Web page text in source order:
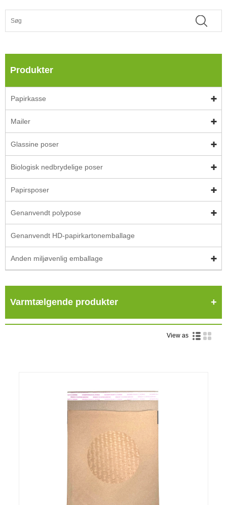
Produkter
Papirkasse
Mailer
Glassine poser
Biologisk nedbrydelige poser
Papirsposer
Genanvendt polypose
Genanvendt HD-papirkartonemballage
Anden miljøvenlig emballage
Varmtælgende produkter
View as